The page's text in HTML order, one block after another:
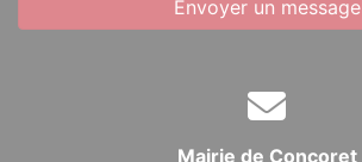
Envoyer un message
Mairie de Concoret